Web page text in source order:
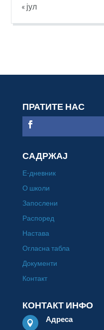
« јул
ПРАТИТЕ НАС
САДРЖАЈ
Е-дневник
О школи
Запослени
Распоред
Настава
Огласна табла
Документи
Контакт
КОНТАКТ ИНФО

Адреса